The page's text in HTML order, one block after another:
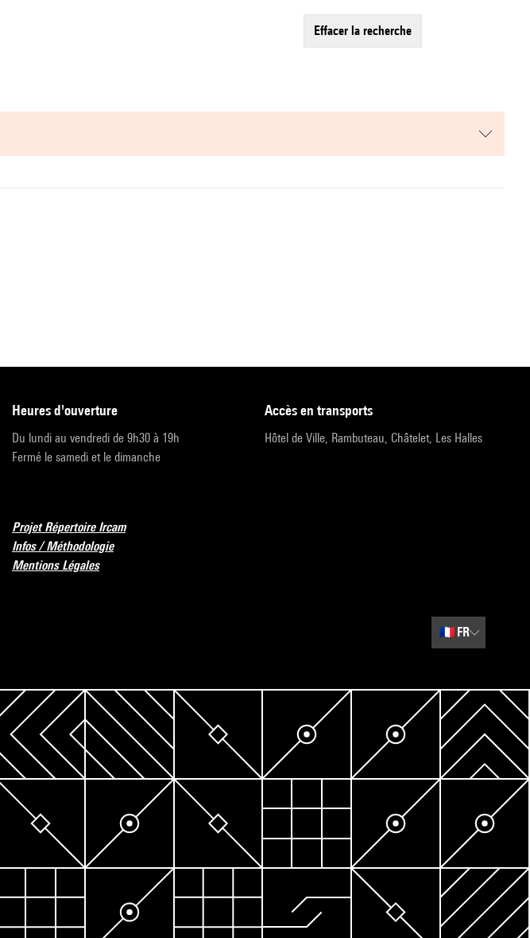
effacer la recherche
heures d'ouverture
Du lundi au vendredi de 9h30 à 19h
Fermé le samedi et le dimanche
accès en transports
Hôtel de Ville, Rambuteau, Châtelet, Les Halles
Projet Répertoire Ircam
Infos / Méthodologie
Mentions Légales
🇫🇷 FR